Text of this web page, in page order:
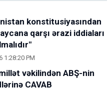
konstitusiyasından
qarşı ərazi iddiaları
1:28:20 PM
vəkilindən ABŞ-nin
CAVAB